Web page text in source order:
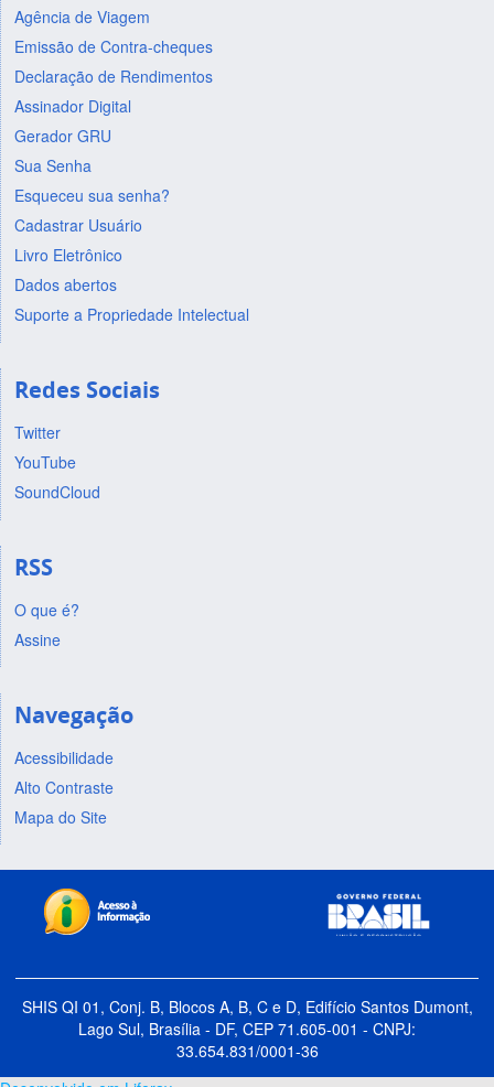
Agência de Viagem
Emissão de Contra-cheques
Declaração de Rendimentos
Assinador Digital
Gerador GRU
Sua Senha
Esqueceu sua senha?
Cadastrar Usuário
Livro Eletrônico
Dados abertos
Suporte a Propriedade Intelectual
Redes Sociais
Twitter
YouTube
SoundCloud
RSS
O que é?
Assine
Navegação
Acessibilidade
Alto Contraste
Mapa do Site
SHIS QI 01, Conj. B, Blocos A, B, C e D, Edifício Santos Dumont,
Lago Sul, Brasília - DF, CEP 71.605-001 - CNPJ:
33.654.831/0001-36